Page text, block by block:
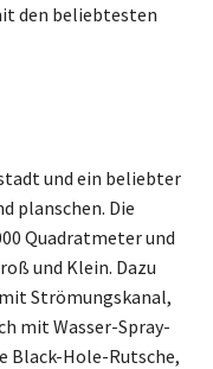
den beliebtesten
und ein beliebter
planschen. Die
Quadratmeter und
und Klein. Dazu
Strömungskanal,
mit Wasser-Spray-
Black-Hole-Rutsche,